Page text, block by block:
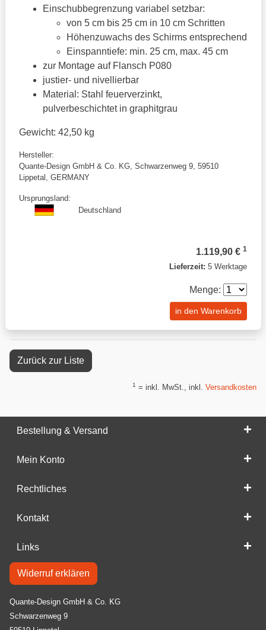
Einschubbegrenzung variabel setzbar:
von 5 cm bis 25 cm in 10 cm Schritten
Höhenzuwachs des Schirms entsprechend
Einspanntiefe: min. 25 cm, max. 45 cm
zur Montage auf Flansch P080
justier- und nivellierbar
Material: Stahl feuerverzinkt,
pulverbeschichtet in graphitgrau
Gewicht: 42,50 kg
Hersteller:
Quante-Design GmbH & Co. KG, Schwarzenweg 9, 59510
Lippetal, GERMANY
Ursprungsland:
Deutschland
1.119,90 € 1
Lieferzeit: 5 Werktage
Menge:
in den Warenkorb
Zurück zur Liste
1 = inkl. MwSt., inkl. Versandkosten
Bestellung & Versand
Mein Konto
Rechtliches
Kontakt
Links
Widerruf erklären
Quante-Design GmbH & Co. KG
Schwarzenweg 9